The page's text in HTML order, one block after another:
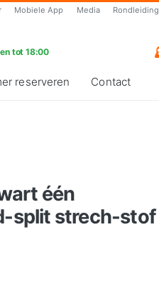
Mobiele App Media Rondleiding
tot 18:00
reserveren Contact
één
split strech-stof